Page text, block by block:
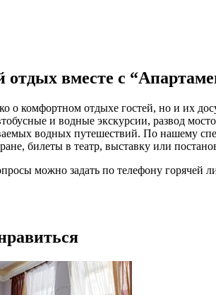
отдых вместе с
о комфортном отдыхе гостей, но и их
и водные экскурсии, развод
водных путешествий. По нашему
билеты в театр, выставку или
можно задать по телефону горячей